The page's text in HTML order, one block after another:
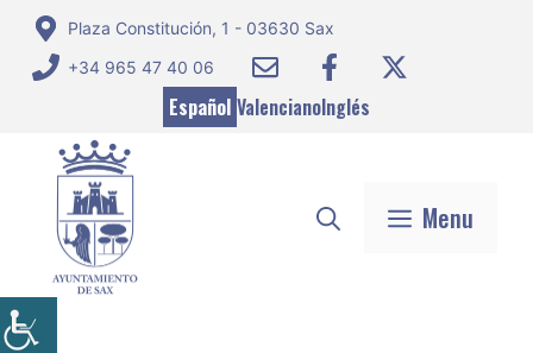
Saltar
contenido
Plaza Constitución, 1 - 03630 Sax
+34 965 47 40 06
Español ValencianoInglés
Menu